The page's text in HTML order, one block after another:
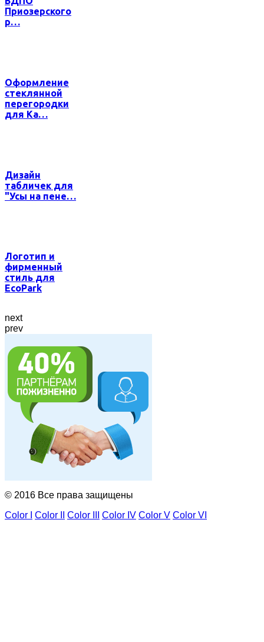
Приозерского
р…
Оформление
стеклянной
перегородки
для Ка…
Дизайн
табличек для
"Усы на пене…
Логотип и
фирменный
стиль для
EcoPark
next
prev
© 2016 Все права защищены
Color I
Color II Color III Color IV Color V Color VI